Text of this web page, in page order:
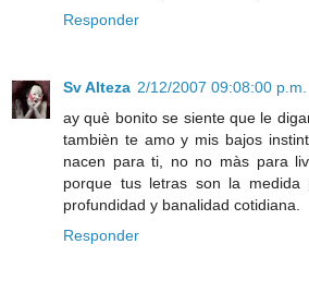
Responder
Sv Alteza 2/12/2007 09:08:00 p.m.
ay què bonito se siente que le
tambièn te amo y mis bajos
nacen para ti, no no màs para
porque tus letras son la medida
profundidad y banalidad cotidiana.
Responder